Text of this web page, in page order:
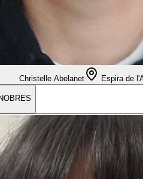
Christelle Abelanet Espira de